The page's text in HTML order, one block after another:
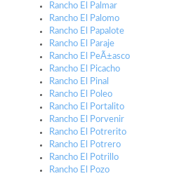
Rancho El Palmar
Rancho El Palomo
Rancho El Papalote
Rancho El Paraje
Rancho El PeÃ±asco
Rancho El Picacho
Rancho El Pinal
Rancho El Poleo
Rancho El Portalito
Rancho El Porvenir
Rancho El Potrerito
Rancho El Potrero
Rancho El Potrillo
Rancho El Pozo